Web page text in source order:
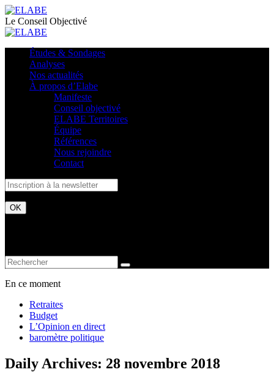
Le Conseil Objectivé
Études & Sondages
Analyses
Nos actualités
À propos d’Elabe
Manifeste
Conseil objectivé
ELABE Territoires
Équipe
Références
Nous rejoindre
Contact
En ce moment
Retraites
Budget
L’Opinion en direct
baromètre politique
Daily Archives: 28 novembre 2018